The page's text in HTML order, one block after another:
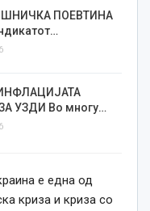
ПОЕВТИНА
УЗДИ Во многу…
е една од
криза и криза со